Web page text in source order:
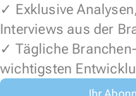
✓ Exklusive
Interviews aus der
✓ Tägliche
wichtigsten